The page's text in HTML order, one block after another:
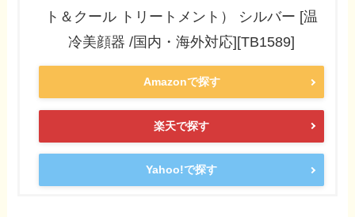
ト＆クール トリートメント） シルバー [温
冷美顔器 /国内・海外対応][TB1589]
Amazonで探す
楽天で探す
Yahoo!で探す